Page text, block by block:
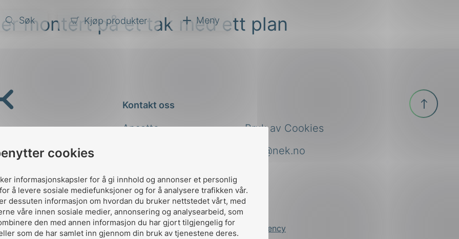
cookies
informasjonskapsler for å gi innhold og annonser et personlig
å levere sosiale mediefunksjoner og for å analysere trafikken vår.
dessuten informasjon om hvordan du bruker nettstedet vårt, med
våre innen sosiale medier, annonsering og analysearbeid, som
den med annen informasjon du har gjort tilgjengelig for
som de har samlet inn gjennom din bruk av tjenestene deres.
Søk Kjøp produkter Meny
montert på et tak med ett plan
Kontakt oss
Ansatte
nek@nek.no
Bruk av Cookies
Designed and developed by Stem Agency
Til
toppen